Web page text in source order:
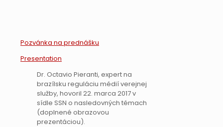
Pozvánka na prednášku
Presentation
Dr. Octavio Pieranti, expert na
brazílsku reguláciu médií verejnej
služby, hovoril 22. marca 2017 v
sídle SSN o nasledovných témach
(doplnené obrazovou
prezentáciou).